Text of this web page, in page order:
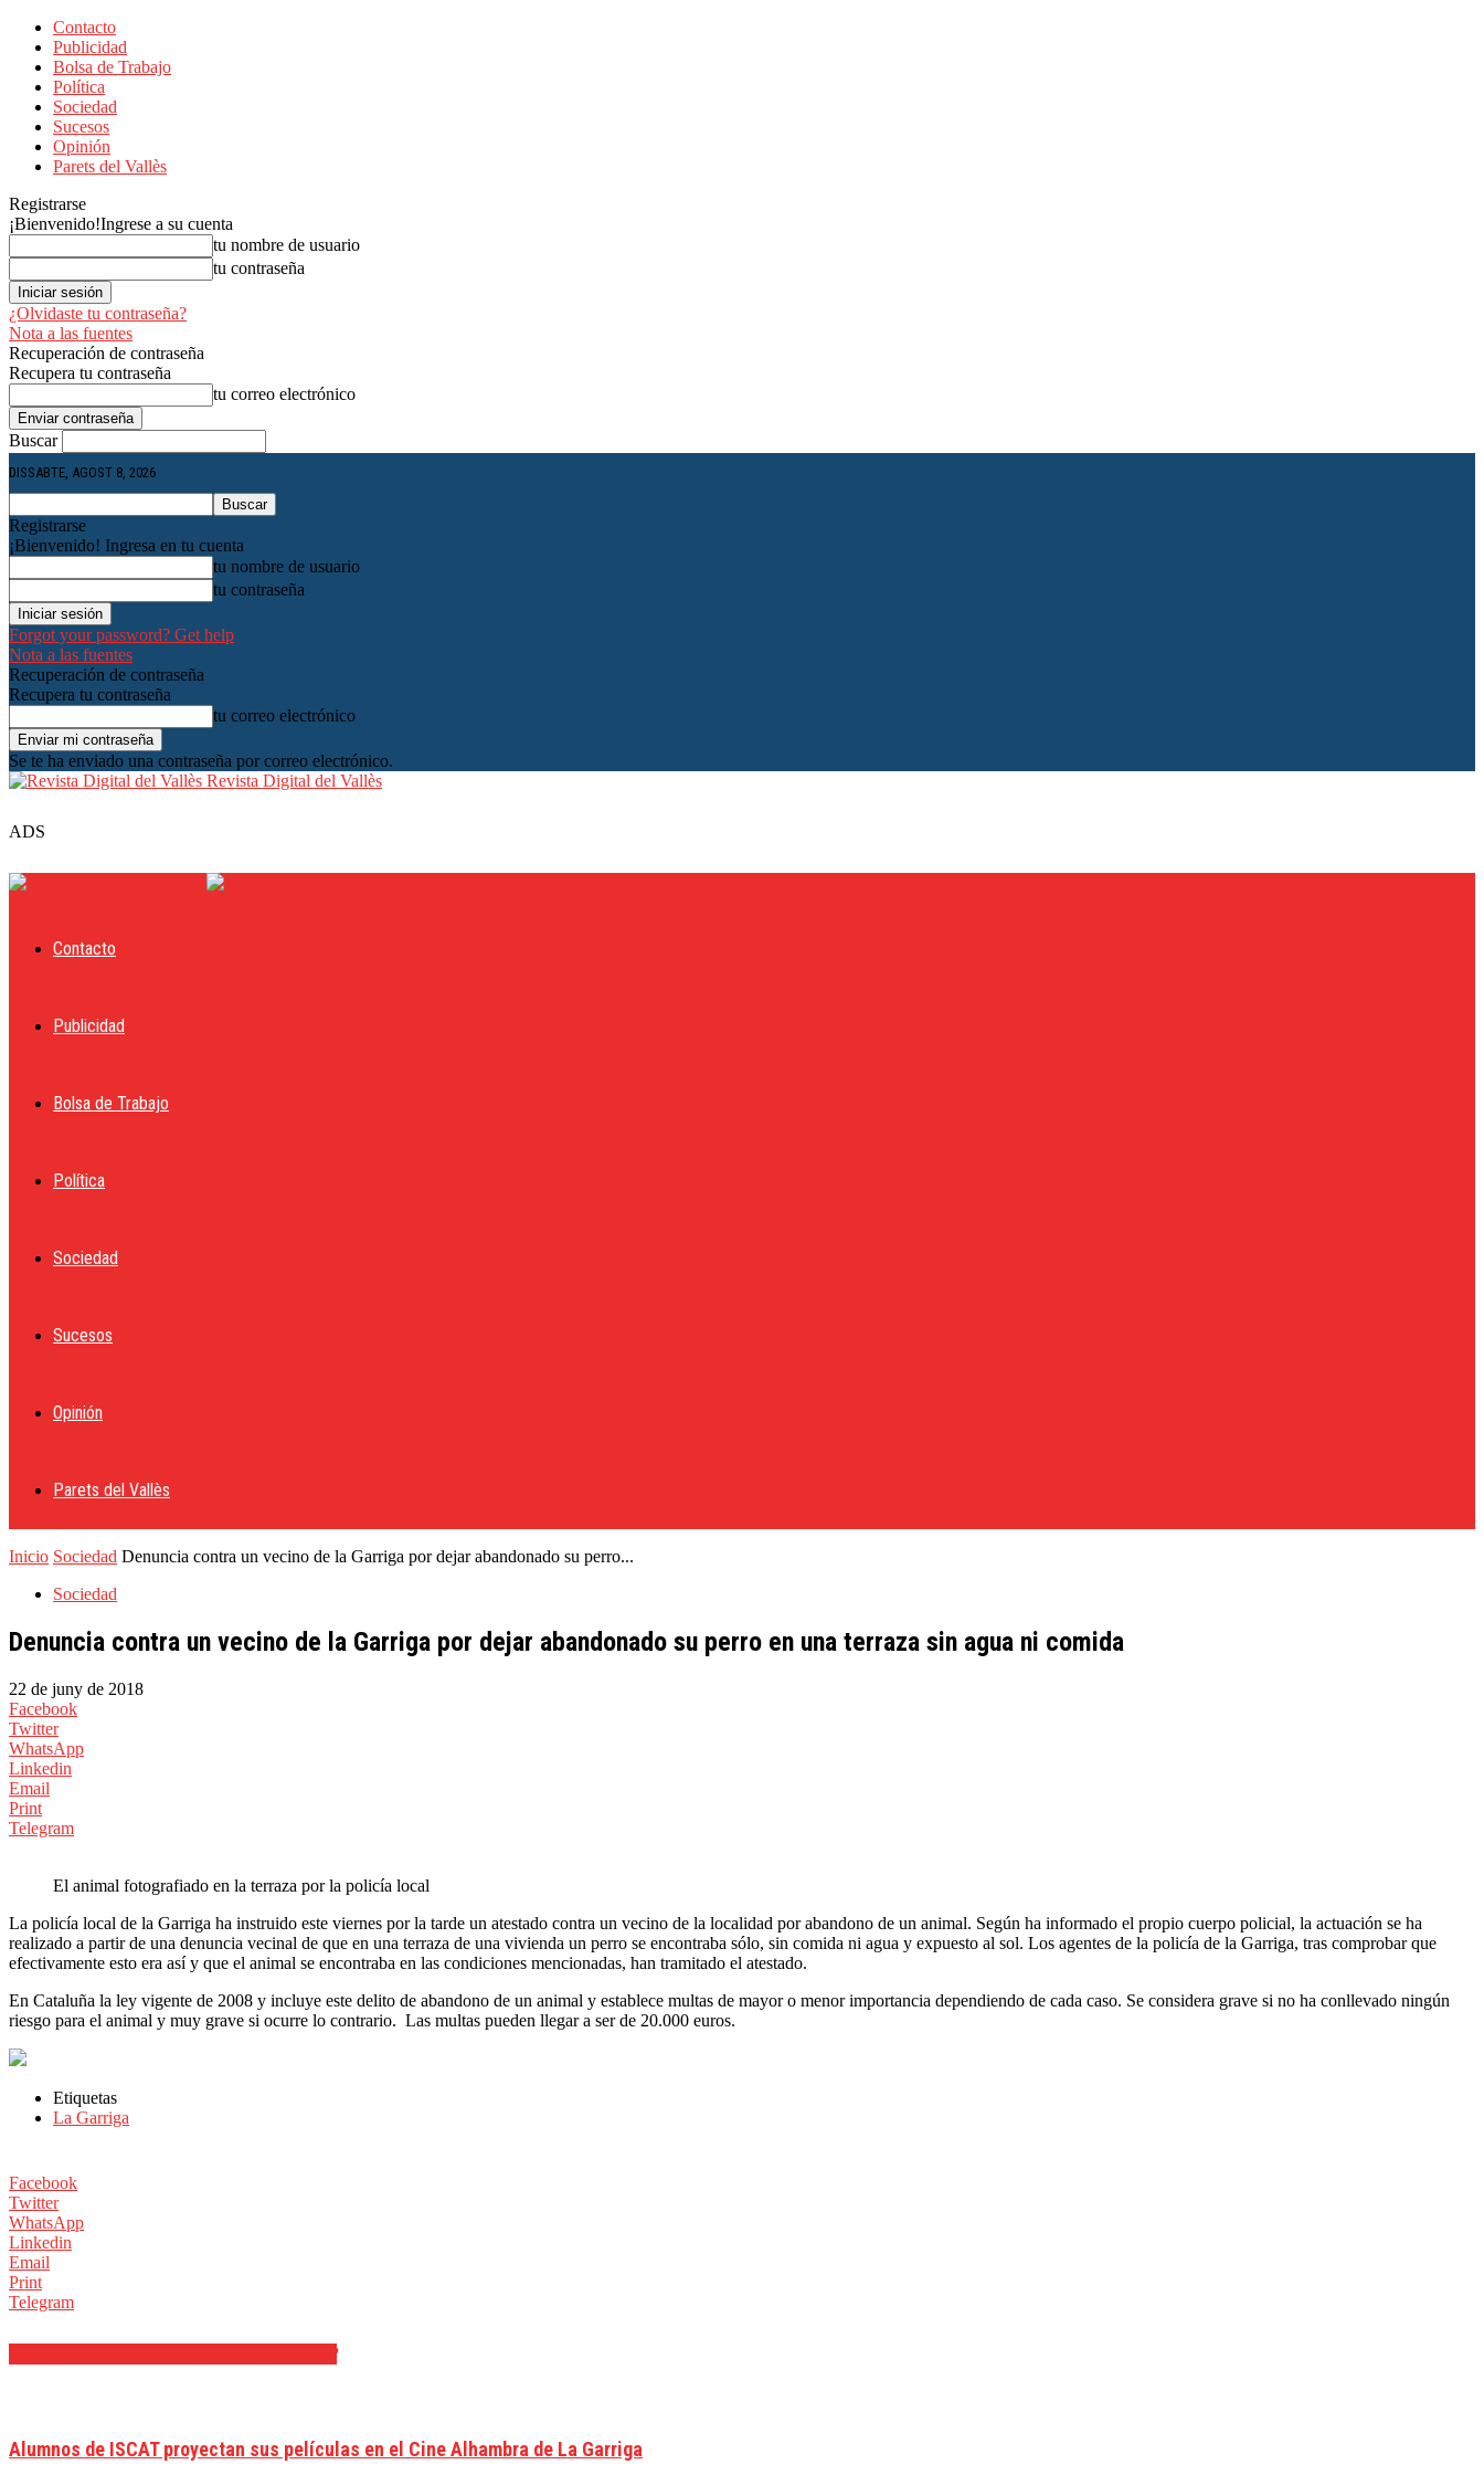
Contacto
Publicidad
Bolsa de Trabajo
Política
Sociedad
Sucesos
Opinión
Parets del Vallès
Registrarse
¡Bienvenido!Ingrese a su cuenta
tu nombre de usuario
tu contraseña
¿Olvidaste tu contraseña?
Nota a las fuentes
Recuperación de contraseña
Recupera tu contraseña
tu correo electrónico
Buscar
DISSABTE, AGOST 8, 2026
Registrarse
¡Bienvenido! Ingresa en tu cuenta
tu nombre de usuario
tu contraseña
Forgot your password? Get help
Nota a las fuentes
Recuperación de contraseña
Recupera tu contraseña
tu correo electrónico
Se te ha enviado una contraseña por correo electrónico.
Revista Digital del Vallès
ADS
Contacto
Publicidad
Bolsa de Trabajo
Política
Sociedad
Sucesos
Opinión
Parets del Vallès
Inicio Sociedad Denuncia contra un vecino de la Garriga por dejar abandonado su perro...
Sociedad
Denuncia contra un vecino de la Garriga por dejar abandonado su perro en una terraza sin agua ni comida
22 de juny de 2018
Facebook
Twitter
WhatsApp
Linkedin
Email
Print
Telegram
El animal fotografiado en la terraza por la policía local
La policía local de la Garriga ha instruido este viernes por la tarde un atestado contra un vecino de la localidad por abandono de un animal. Según ha informado el propio cuerpo policial, la actuación se ha
realizado a partir de una denuncia vecinal de que en una terraza de una vivienda un perro se encontraba sólo, sin comida ni agua y expuesto al sol. Los agentes de la policía de la Garriga, tras comprobar que
efectivamente esto era así y que el animal se encontraba en las condiciones mencionadas, han tramitado el atestado.
En Cataluña la ley vigente de 2008 y incluye este delito de abandono de un animal y establece multas de mayor o menor importancia dependiendo de cada caso. Se considera grave si no ha conllevado ningún
riesgo para el animal y muy grave si ocurre lo contrario. Las multas pueden llegar a ser de 20.000 euros.
Etiquetas
La Garriga
Facebook
Twitter
WhatsApp
Linkedin
Email
Print
Telegram
Alumnos de ISCAT proyectan sus películas en el Cine Alhambra de La Garriga